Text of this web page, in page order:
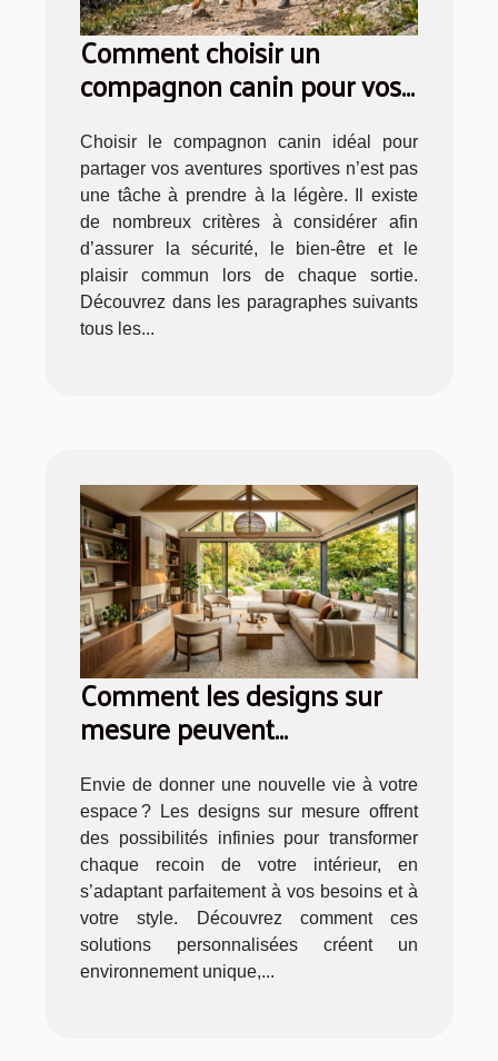
Comment choisir un
compagnon canin pour vos
aventures sportives ?
Choisir le compagnon canin idéal pour
partager vos aventures sportives n’est pas
une tâche à prendre à la légère. Il existe
de nombreux critères à considérer afin
d’assurer la sécurité, le bien-être et le
plaisir commun lors de chaque sortie.
Découvrez dans les paragraphes suivants
tous les...
Comment les designs sur
mesure peuvent
transformer votre intérieur ?
Envie de donner une nouvelle vie à votre
espace ? Les designs sur mesure offrent
des possibilités infinies pour transformer
chaque recoin de votre intérieur, en
s’adaptant parfaitement à vos besoins et à
votre style. Découvrez comment ces
solutions personnalisées créent un
environnement unique,...